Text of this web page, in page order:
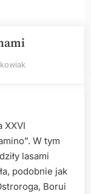
XXVI
W tym
lasami
podobnie jak
Borui